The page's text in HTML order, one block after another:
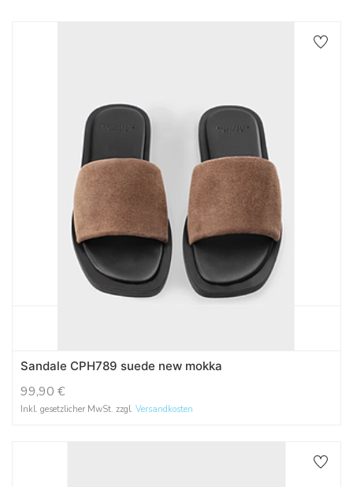
Sandale CPH789 suede new mokka
99,90 €
Inkl. gesetzlicher MwSt. zzgl. Versandkosten